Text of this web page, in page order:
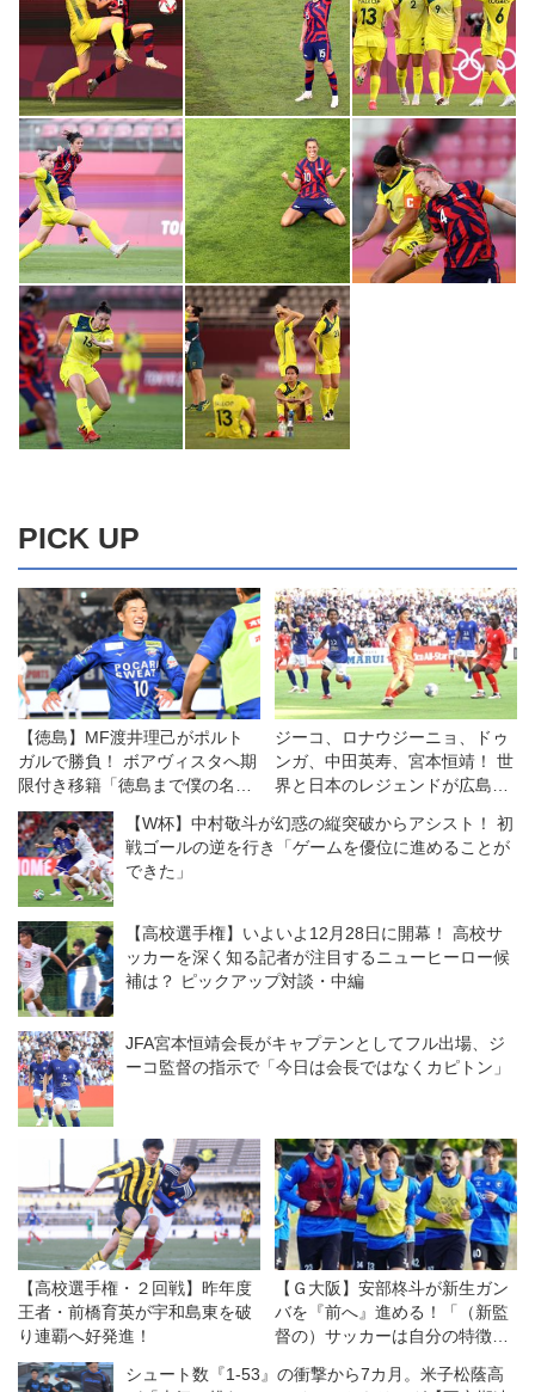
PICK UP
【徳島】MF渡井理己がポルト
ガルで勝負！ ボアヴィスタへ期
限付き移籍「徳島まで僕の名前
が届くように頑張ります！」
ジーコ、ロナウジーニョ、ドゥ
ンガ、中田英寿、宮本恒靖！ 世
界と日本のレジェンドが広島で
ム
【W杯】中村敬斗が幻惑の縦突破からアシスト！ 初
戦ゴールの逆を行き「ゲームを優位に進めることが
できた」
【高校選手権】いよいよ12月28日に開幕！ 高校サ
ッカーを深く知る記者が注目するニューヒーロー候
補は？ ピックアップ対談・中編
JFA宮本恒靖会長がキャプテンとしてフル出場、ジ
ーコ監督の指示で「今日は会長ではなくカピトン」
【高校選手権・２回戦】昨年度
王者・前橋育英が宇和島東を破
り連覇へ好発進！
【Ｇ大阪】安部柊斗が新生ガン
バを『前へ』進める！「（新監
督の）サッカーは自分の特徴に
前・連続インタビュー
シュート数『1-53』の衝撃から7カ月。米子松蔭高